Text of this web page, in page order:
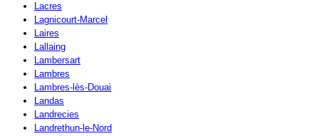
Lacres
Lagnicourt-Marcel
Laires
Lallaing
Lambersart
Lambres
Lambres-lès-Douai
Landas
Landrecies
Landrethun-le-Nord